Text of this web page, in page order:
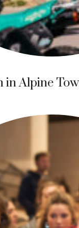
in Alpine